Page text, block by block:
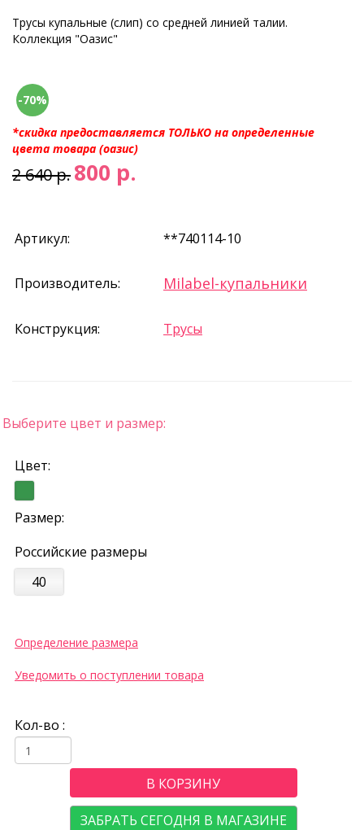
Трусы купальные (слип) со средней линией талии.
Коллекция "Оазис"
-70%
*скидка предоставляется ТОЛЬКО на определенные
цвета товара (оазис)
2 640 р.800 р.
Артикул: **740114-10
Производитель: Milabel-купальники
Конструкция: Трусы
Выберите цвет и размер:
Цвет:
Размер:
Российские размеры
40
Определение размера
Уведомить о поступлении товара
Кол-во :
В КОРЗИНУ
ЗАБРАТЬ СЕГОДНЯ В МАГАЗИНЕ